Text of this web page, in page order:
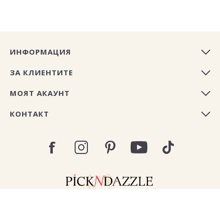
ИНФОРМАЦИЯ
ЗА КЛИЕНТИТЕ
МОЯТ АКАУНТ
КОНТАКТ